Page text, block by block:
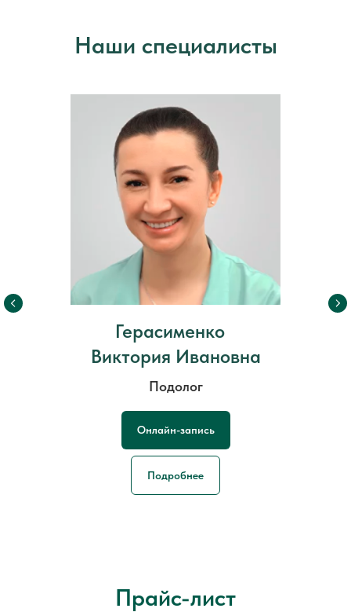
Наши специалисты
Герасименко
Виктория Ивановна
Подолог
Онлайн-запись
Подробнее
Прайс-лист